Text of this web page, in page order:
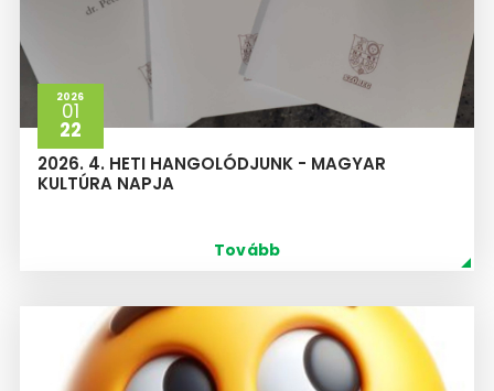
2026
01
22
2026. 4. HETI HANGOLÓDJUNK - MAGYAR
KULTÚRA NAPJA
Tovább